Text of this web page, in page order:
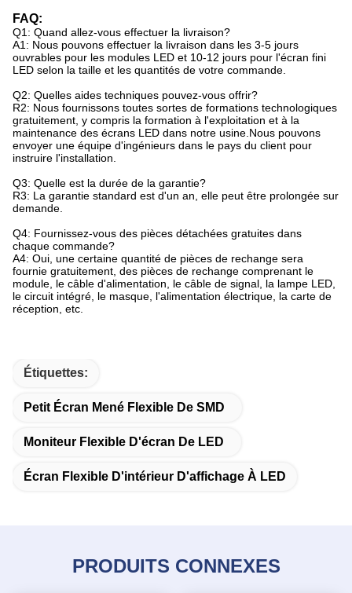
FAQ:
Q1: Quand allez-vous effectuer la livraison?
A1: Nous pouvons effectuer la livraison dans les 3-5 jours
ouvrables pour les modules LED et 10-12 jours pour l'écran fini
LED selon la taille et les quantités de votre commande.
Q2: Quelles aides techniques pouvez-vous offrir?
R2: Nous fournissons toutes sortes de formations technologiques
gratuitement, y compris la formation à l'exploitation et à la
maintenance des écrans LED dans notre usine.Nous pouvons
envoyer une équipe d'ingénieurs dans le pays du client pour
instruire l'installation.
Q3: Quelle est la durée de la garantie?
R3: La garantie standard est d'un an, elle peut être prolongée sur
demande.
Q4: Fournissez-vous des pièces détachées gratuites dans
chaque commande?
A4: Oui, une certaine quantité de pièces de rechange sera
fournie gratuitement, des pièces de rechange comprenant le
module, le câble d'alimentation, le câble de signal, la lampe LED,
le circuit intégré, le masque, l'alimentation électrique, la carte de
réception, etc.
Étiquettes:
Petit Écran Mené Flexible De SMD
Moniteur Flexible D'écran De LED
Écran Flexible D'intérieur D'affichage À LED
PRODUITS CONNEXES